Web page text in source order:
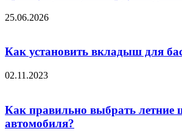
25.06.2026
Как установить вкладыш для
02.11.2023
Как правильно выбрать
автомобиля?